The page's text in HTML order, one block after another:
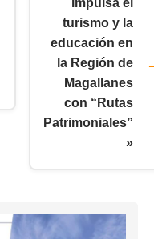
impulsa el
turismo y la
educación en
la Región de
Magallanes
con “Rutas
Patrimoniales”
»